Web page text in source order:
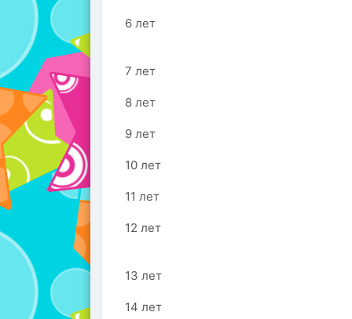
6 лет
7 лет
8 лет
9 лет
10 лет
11 лет
12 лет
13 лет
14 лет